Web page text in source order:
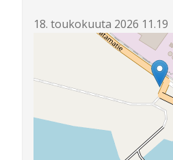
18. toukokuuta 2026 11.19